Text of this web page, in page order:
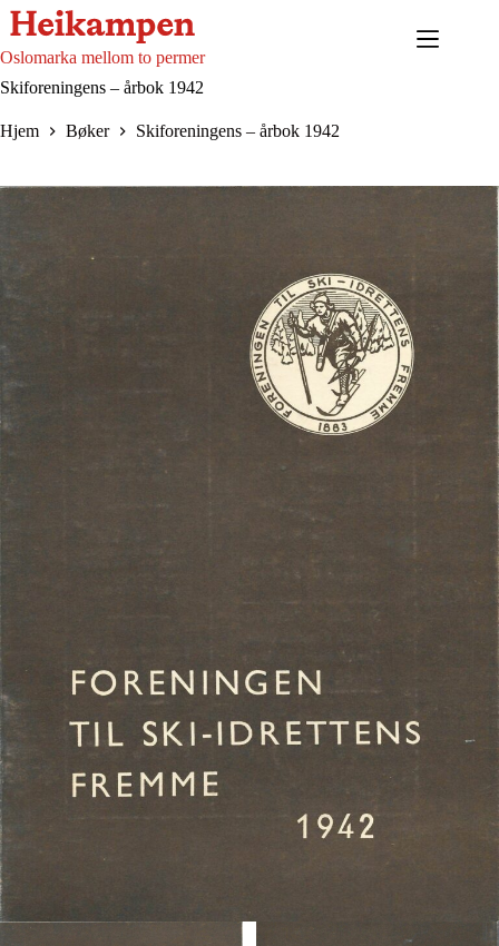
Hopp
til
innholdet
Oslomarka mellom to permer
Skiforeningens – årbok 1942
Hjem Bøker Skiforeningens – årbok 1942